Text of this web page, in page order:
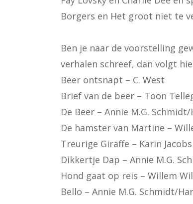
Borgers en Het groot niet te
Ben je naar de voorstelling
verhalen schreef, dan volgt
Beer ontsnapt – C. West
Brief van de beer – Toon
De Beer – Annie M.G.
De hamster van Martine –
Treurige Giraffe – Karin Jacobs
Dikkertje Dap – Annie M.G.
Hond gaat op reis – Willem
Bello – Annie M.G. Schmidt/